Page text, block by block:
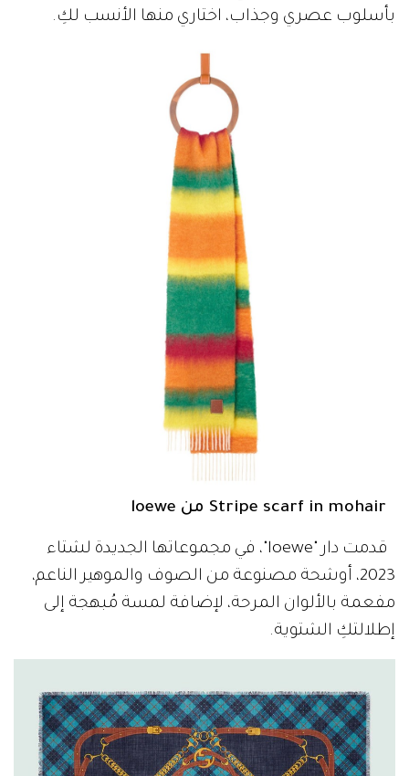
بأسلوب عصري وجذاب، اختاري منها الأنسب لكِ.
قدمت دار "loewe"، في مجموعاتها الجديدة لشتاء
2023، أوشحة مصنوعة من الصوف والموهير الناعم،
مفعمة بالألوان المرحة، لإضافة لمسة مُبهجة إلى
إطلالتكِ الشتوية.